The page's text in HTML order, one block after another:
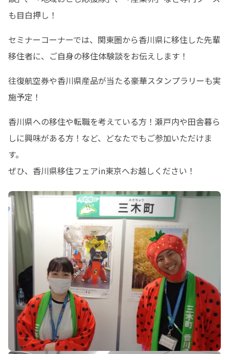
も目白押し！
セミナーコーナーでは、関東圏から香川県に移住した先輩
移住者に、ご自身の移住体験談をお伝えします！
往復航空券や香川県産品が当たる豪華スタンプラリーも実
施予定！
香川県への移住や転職を考えている方！瀬戸内や田舎暮ら
しに興味がある方！など、どなたでもご参加いただけま
す。
ぜひ、香川県移住フェアin東京へお越しください！